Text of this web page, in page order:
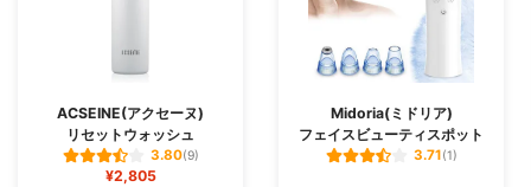
ACSEINE(アクセーヌ)
リセットウォッシュ
3.80(9)
¥2,805
Midoria(ミドリア)
フェイスビューティスポット
3.71(1)